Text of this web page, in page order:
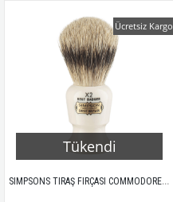
Tükendi
SIMPSONS TIRAŞ FIRÇASI COMMODORE X2 BEST
Ücretsiz Kargo